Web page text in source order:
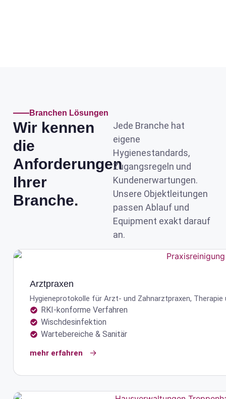
Branchen Lösungen
Wir kennen
die
Anforderungen
Ihrer
Branche.
Jede Branche hat
eigene
Hygienestandards,
Zugangs­regeln und
Kunden­erwartungen.
Unsere Objekt­leitungen
passen Ablauf und
Equipment exakt darauf
an.
Arztpraxen
Hygiene­protokolle für Arzt- und Zahnarzt­praxen, Therapie
RKI-konforme Verfahren
Wischdesinfektion
Wartebereiche & Sanitär
mehr erfahren